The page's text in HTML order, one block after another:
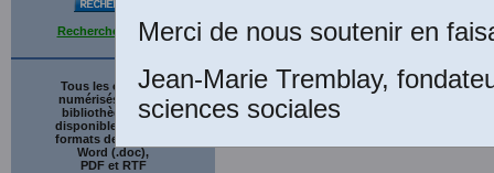
Recherche avancée
Tous les ouvrages
numérisés de cette
bibliothèque sont
disponibles en trois
formats de fichiers :
Word (.doc),
PDF et RTF
Merci de nous soutenir en
Jean-Marie Tremblay,
sciences sociales